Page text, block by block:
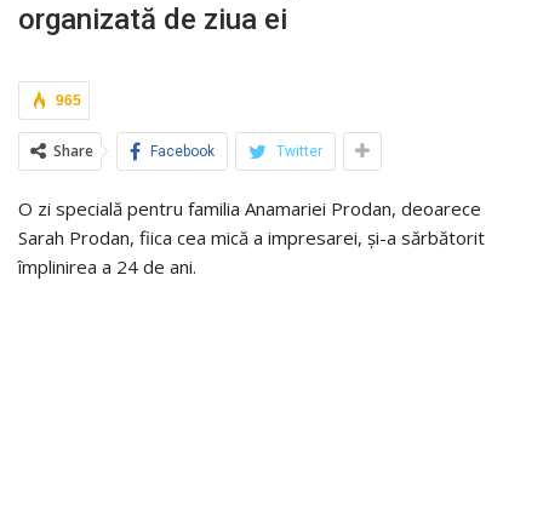
organizată de ziua ei
965
Share Facebook Twitter
O zi specială pentru familia Anamariei Prodan, deoarece
Sarah Prodan, fiica cea mică a impresarei, și-a sărbătorit
împlinirea a 24 de ani.